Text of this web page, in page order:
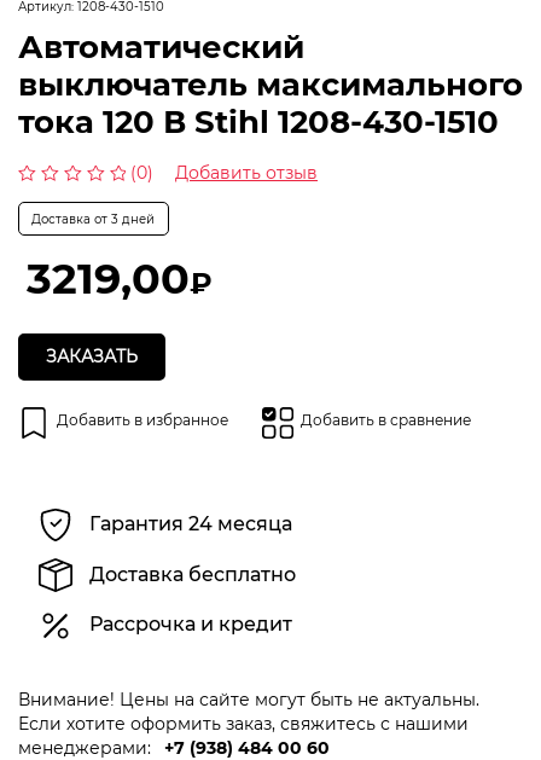
Артикул: 1208-430-1510
Автоматический
выключатель максимального
тока 120 В Stihl 1208-430-1510
из
(0) Добавить отзыв
Доставка от 3 дней
3219,00₽
ЗАКАЗАТЬ
Добавить в избранное Добавить в сравнение
Гарантия 24 месяца
Доставка бесплатно
Рассрочка и кредит
Внимание! Цены на сайте могут быть не актуальны.
Если хотите оформить заказ, свяжитесь с нашими
менеджерами:
+7 (938) 484 00 60